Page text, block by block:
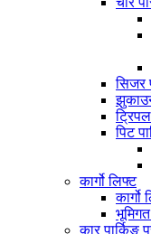
सिजर
पिट
कार्गो लिफ्ट
कार्गो
कार पार्किङ